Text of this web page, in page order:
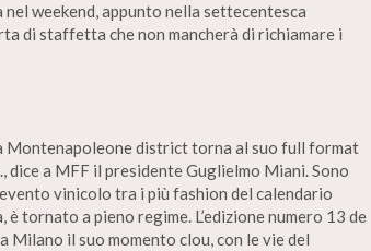
nel weekend, appunto nella settecentesca
di staffetta che non mancherà di richiamare i
Montenapoleone district torna al suo full format
dice a MFF il presidente Guglielmo Miani. Sono
vinicolo tra i più fashion del calendario
tornato a pieno regime. L’edizione numero 13 de
Milano il suo momento clou, con le vie del